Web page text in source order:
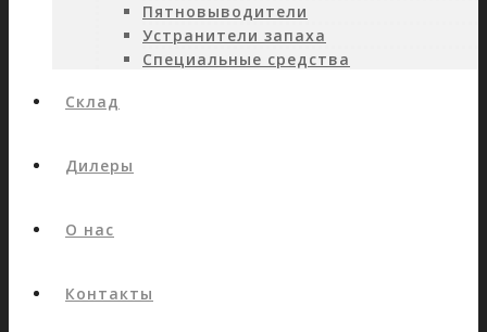
Пятновыводители
Устранители запаха
Специальные средства
Склад
Дилеры
О нас
Контакты